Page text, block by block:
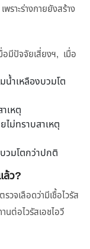
ราะร่างกายยังสร้าง
อมีปัจจัยเสี่ยงฯ, เมื่อ
น้ำเหลืองบวมโต
เหตุ
ไม่ทราบสาเหตุ
วมโตกว่าปกติ
ล้ว?
วจเลือดว่ามีเชื้อไวรัส
ต่อไวรัสเอชไอวี